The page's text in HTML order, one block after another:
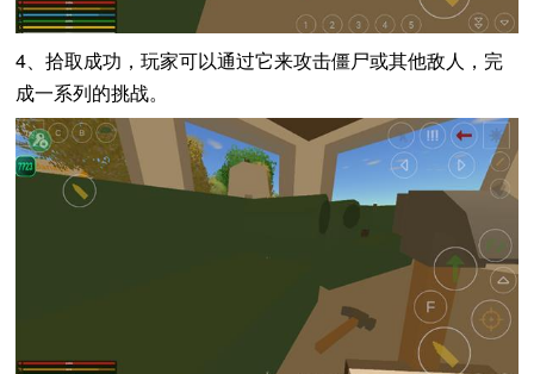
4、拾取成功，玩家可以通过它来攻击僵尸或其他敌人，完
成一系列的挑战。